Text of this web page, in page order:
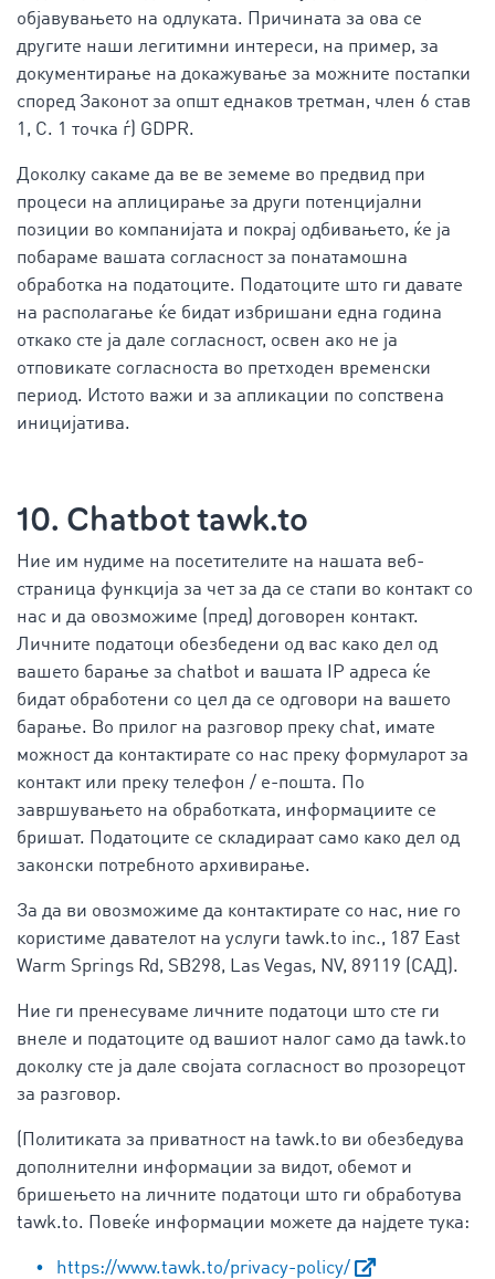
објавувањето на одлуката. Причината за ова се
другите наши легитимни интереси, на пример, за
документирање на докажување за можните постапки
според Законот за општ еднаков третман, член 6 став
1, С. 1 точка ѓ) GDPR.
Доколку сакаме да ве ве земеме во предвид при
процеси на аплицирање за други потенцијални
позиции во компанијата и покрај одбивањето, ќе ја
побараме вашата согласност за понатамошна
обработка на податоците. Податоците што ги давате
на располагање ќе бидат избришани една година
откако сте ја дале согласност, освен ако не ја
отповикате согласноста во претходен временски
период. Истото важи и за апликации по сопствена
иницијатива.
10. Chatbot tawk.to
Ние им нудиме на посетителите на нашата веб-
страница функција за чет за да се стапи во контакт со
нас и да овозможиме (пред) договорен контакт.
Личните податоци обезбедени од вас како дел од
вашето барање за chatbot и вашата IP адреса ќе
бидат обработени со цел да се одговори на вашето
барање. Во прилог на разговор преку chat, имате
можност да контактирате со нас преку формуларот за
контакт или преку телефон / е-пошта. По
завршувањето на обработката, информациите се
бришат. Податоците се складираат само како дел од
законски потребното архивирање.
За да ви овозможиме да контактирате со нас, ние го
користиме давателот на услуги tawk.to inc., 187 East
Warm Springs Rd, SB298, Las Vegas, NV, 89119 (САД).
Ние ги пренесуваме личните податоци што сте ги
внеле и податоците од вашиот налог само да tawk.to
доколку сте ја дале својата согласност во прозорецот
за разговор.
(Политиката за приватност на tawk.to ви обезбедува
дополнителни информации за видот, обемот и
бришењето на личните податоци што ги обработува
tawk.to. Повеќе информации можете да најдете тука:
https://www.tawk.to/privacy-policy/